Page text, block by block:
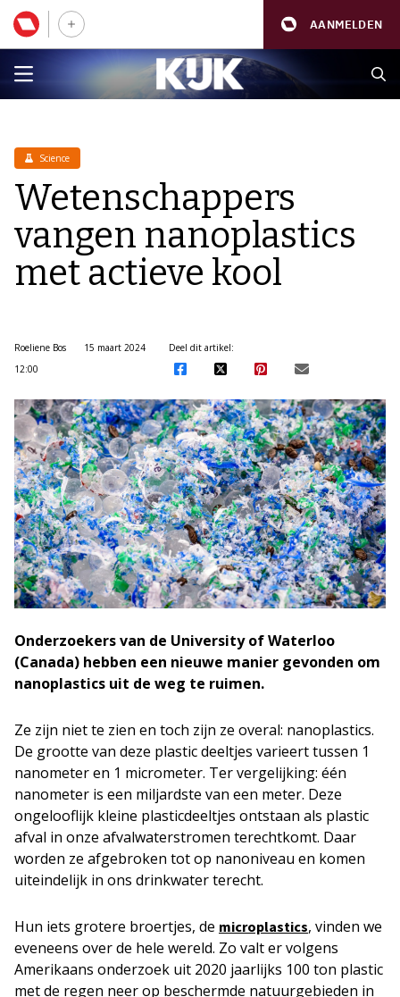
AANMELDEN
Science
Wetenschappers
vangen nanoplastics
met actieve kool
Roeliene Bos
15 maart 2024
12:00
Deel dit artikel:
Onderzoekers van de University of Waterloo
(Canada) hebben een nieuwe manier gevonden om
nanoplastics uit de weg te ruimen.
Ze zijn niet te zien en toch zijn ze overal: nanoplastics.
De grootte van deze plastic deeltjes varieert tussen 1
nanometer en 1 micrometer. Ter vergelijking: één
nanometer is een miljardste van een meter. Deze
ongelooflijk kleine plasticdeeltjes ontstaan als plastic
afval in onze afvalwaterstromen terechtkomt. Daar
worden ze afgebroken tot op nanoniveau en komen
uiteindelijk in ons drinkwater terecht.
Hun iets grotere broertjes, de microplastics, vinden we
eveneens over de hele wereld. Zo valt er volgens
Amerikaans onderzoek uit 2020 jaarlijks 100 ton plastic
met de regen neer op beschermde natuurgebieden in